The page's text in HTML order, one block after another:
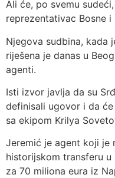
Ali će, po svemu
reprezentativac Bosne
Njegova sudbina, kada
riješena je danas u
agenti.
Isti izvor javlja da su
definisali ugovor i da
sa ekipom Krilya
Jeremić je agent koji je
historijskom transferu u
za 70 miliona eura iz